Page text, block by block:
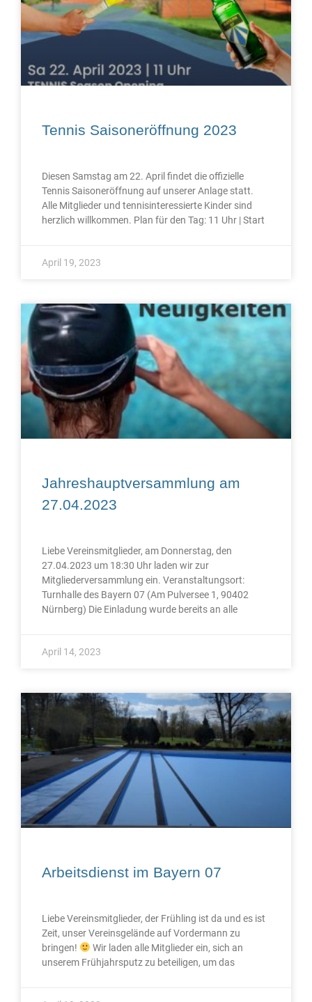
Tennis Saisoneröffnung 2023
Diesen Samstag am 22. April findet die offizielle
Tennis Saisoneröffnung auf unserer Anlage statt.
Alle Mitglieder und tennisinteressierte Kinder sind
herzlich willkommen. Plan für den Tag: 11 Uhr | Start
April 19, 2023
Jahreshauptversammlung am
27.04.2023
Liebe Vereinsmitglieder, am Donnerstag, den
27.04.2023 um 18:30 Uhr laden wir zur
Mitgliederversammlung ein. Veranstaltungsort:
Turnhalle des Bayern 07 (Am Pulversee 1, 90402
Nürnberg) Die Einladung wurde bereits an alle
April 14, 2023
Arbeitsdienst im Bayern 07
Liebe Vereinsmitglieder, der Frühling ist da und es ist
Zeit, unser Vereinsgelände auf Vordermann zu
bringen!
Wir laden alle Mitglieder ein, sich an
unserem Frühjahrsputz zu beteiligen, um das